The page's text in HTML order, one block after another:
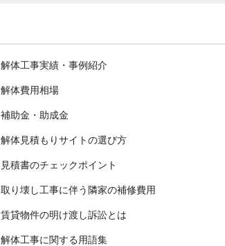
解体工事実績・事例紹介
解体費用相場
補助金・助成金
解体見積もりサイトの選び方
見積書のチェックポイント
取り壊し工事に伴う隣家の補修費用
賃貸物件の明け渡し訴訟とは
解体工事に関する用語集